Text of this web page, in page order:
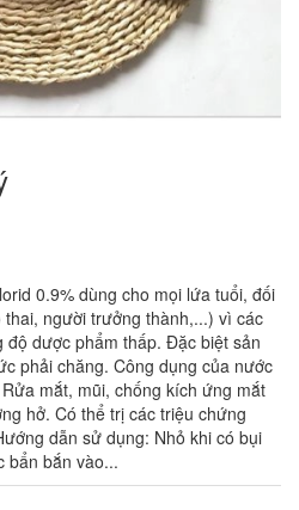
0.9% dùng cho mọi lứa tuổi, đối
người trưởng thành,...) vì các
dược phẩm thấp. Đặc biệt sản
phải chăng. Công dụng của nước
mắt, mũi, chống kích ứng mắt
hở. Có thể trị các triệu chứng
dẫn sử dụng: Nhỏ khi có bụi
bẩn bắn vào...